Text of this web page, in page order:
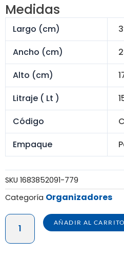
era:
S/
Medidas
Largo (cm)
Ancho (cm)
Alto (cm)
Litraje ( Lt )
Código
Empaque
SKU 1683852091-779
Categoría Organizadores
CAJA
LUXOR
15
AÑADIR AL CARRITO